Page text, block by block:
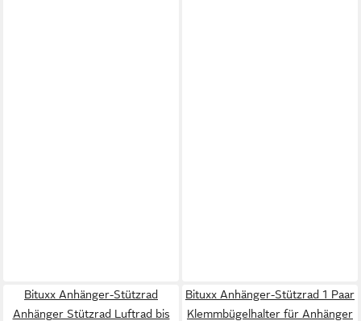
Bituxx Anhänger-Stützrad
Anhänger Stützrad Luftrad bis
Bituxx Anhänger-Stützrad 1 Paar
Klemmbügelhalter für Anhänger